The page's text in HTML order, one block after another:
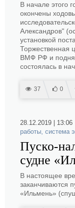
В начале этого
окончены
Александров"
установкой
Торжественная
ВМФ РФ и
состоялась в
37 0
28.12.2019 |
работы, система
Пуско-
судне
В настоящее
заканчиваются
«Ильмень»